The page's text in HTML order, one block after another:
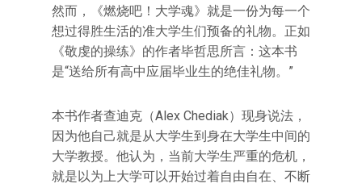
然而，《燃烧吧！大学魂》就是一份为每一个
想过得胜生活的准大学生们预备的礼物。正如
《敬虔的操练》的作者毕哲思所言：这本书
是“送给所有高中应届毕业生的绝佳礼物。”
本书作者查迪克（Alex Chediak）现身说法，
因为他自己就是从大学生到身在大学生中间的
大学教授。他认为，当前大学生严重的危机，
就是以为上大学可以开始过着自由自在、不断